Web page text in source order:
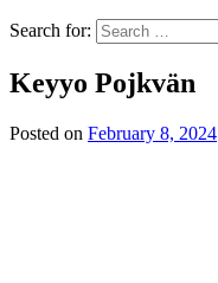
Search for:
Keyyo Pojkvän
Posted on February 8, 2024